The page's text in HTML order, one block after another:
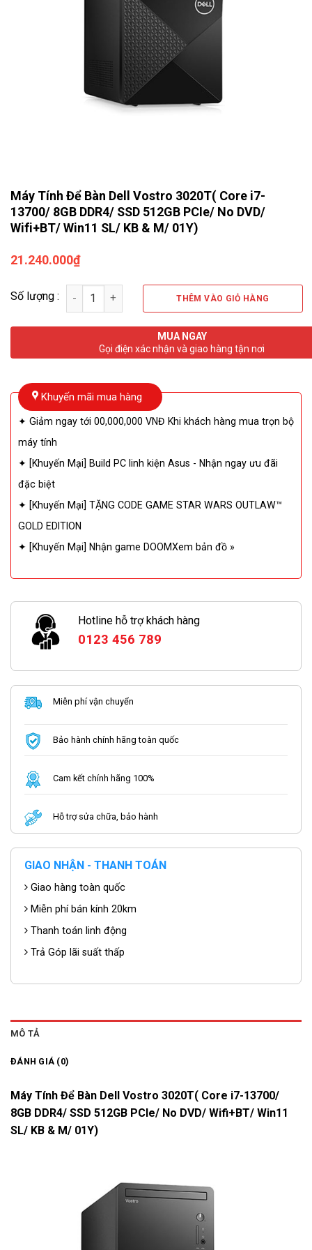
Máy Tính Để Bàn Dell Vostro 3020T( Core i7-
13700/ 8GB DDR4/ SSD 512GB PCIe/ No DVD/
Wifi+BT/ Win11 SL/ KB & M/ 01Y)
21.240.000₫
Số lượng
THÊM VÀO GIỎ HÀNG
MUA NGAY
Gọi điện xác nhận và giao hàng tận nơi
Khuyến mãi mua hàng
✦ Giảm ngay tới 00,000,000 VNĐ Khi khách hàng mua trọn bộ
máy tính
✦ [Khuyến Mại] Build PC linh kiện Asus - Nhận ngay ưu đãi
đặc biệt
✦ [Khuyến Mại] TẶNG CODE GAME STAR WARS OUTLAW™
GOLD EDITION
✦ [Khuyến Mại] Nhận game DOOMXem bản đồ »
Hotline hỗ trợ khách hàng
0123 456 789
Miễn phí vận chuyển
Bảo hành chính hãng toàn quốc
Cam kết chính hãng 100%
Hỗ trợ sửa chữa, bảo hành
GIAO NHẬN - THANH TOÁN
Giao hàng toàn quốc
Miễn phí bán kính 20km
Thanh toán linh động
Trả Góp lãi suất thấp
MÔ TẢ
ĐÁNH GIÁ (0)
Máy Tính Để Bàn Dell Vostro 3020T( Core i7-13700/
8GB DDR4/ SSD 512GB PCIe/ No DVD/ Wifi+BT/ Win11
SL/ KB & M/ 01Y)